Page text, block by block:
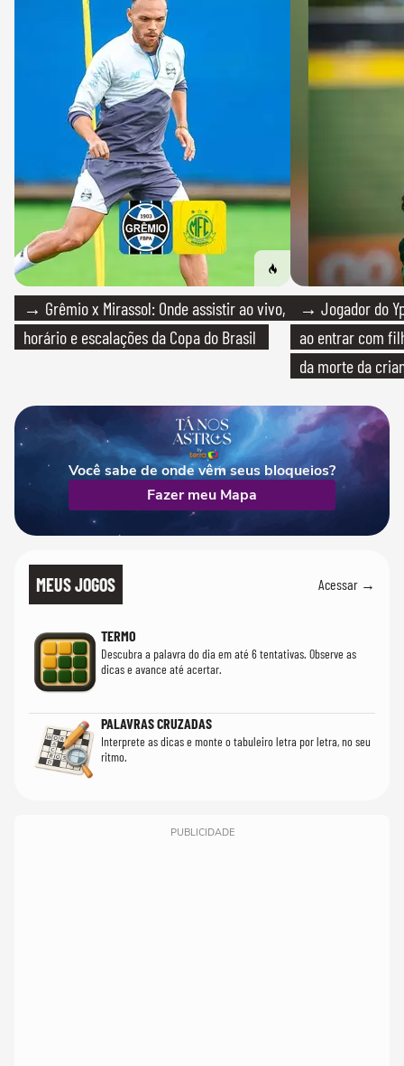
→ Grêmio x Mirassol: Onde assistir ao vivo,
horário e escalações da Copa do Brasil
→ Jogador do
ao entrar com
da morte da
Você sabe de onde vêm seus bloqueios?
Fazer meu Mapa
MEUS JOGOS Acessar →
TERMO
Descubra a palavra do dia em até 6 tentativas. Observe as
dicas e avance até acertar.
PALAVRAS CRUZADAS
Interprete as dicas e monte o tabuleiro letra por letra, no seu
ritmo.
PUBLICIDADE